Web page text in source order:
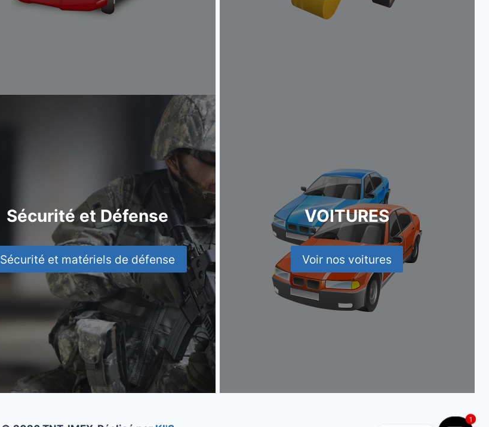
Sécurité et Défense
Sécurité et matériels de défense
VOITURES
Voir nos voitures
1